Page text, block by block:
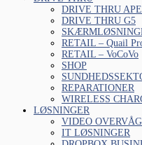
DRIVE THRU
DRIVE THRU G5
RETAIL – Quail
RETAIL – VoCoVo
SHOP
REPARATIONER
WIRELESS
LØSNINGER
VIDEO
IT LØSNINGER